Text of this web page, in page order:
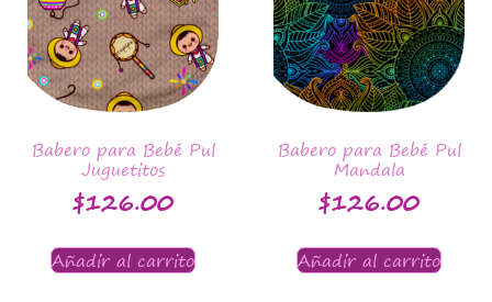
Babero para Bebé Pul
Juguetitos
$126.00
Añadir al carrito
Babero para Bebé Pul
Mandala
$126.00
Añadir al carrito